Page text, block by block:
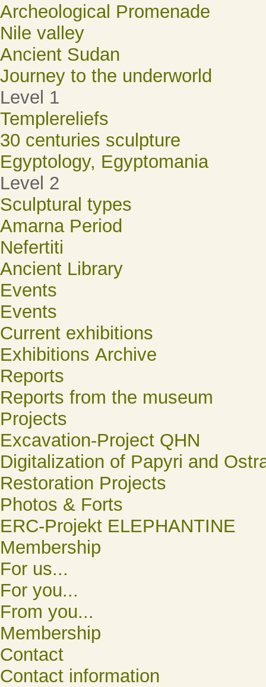
Archeological Promenade
Nile valley
Ancient Sudan
Journey to the underworld
Level 1
Templereliefs
30 centuries sculpture
Egyptology, Egyptomania
Level 2
Sculptural types
Amarna Period
Nefertiti
Ancient Library
Events
Events
Current exhibitions
Exhibitions Archive
Reports
Reports from the museum
Projects
Excavation-Project QHN
Digitalization of Papyri and
Restoration Projects
Photos & Forts
ERC-Projekt ELEPHANTINE
Membership
For us...
For you...
From you...
Membership
Contact
Contact information